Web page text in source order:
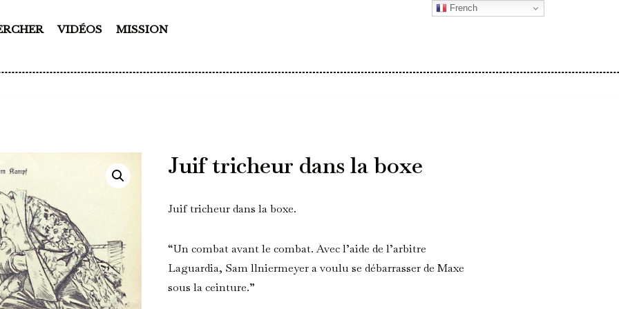
VIDÉOS MISSION
Juif tricheur dans la boxe
Juif tricheur dans la boxe.
“Un combat avant le combat. Avec l’aide de l’arbitre
Laguardia, Sam llniermeyer a voulu se débarrasser de Maxe
sous la ceinture.”
French